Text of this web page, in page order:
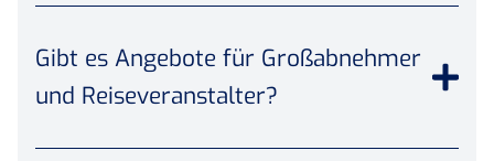
Gibt es Angebote für Großabnehmer
und Reiseveranstalter?